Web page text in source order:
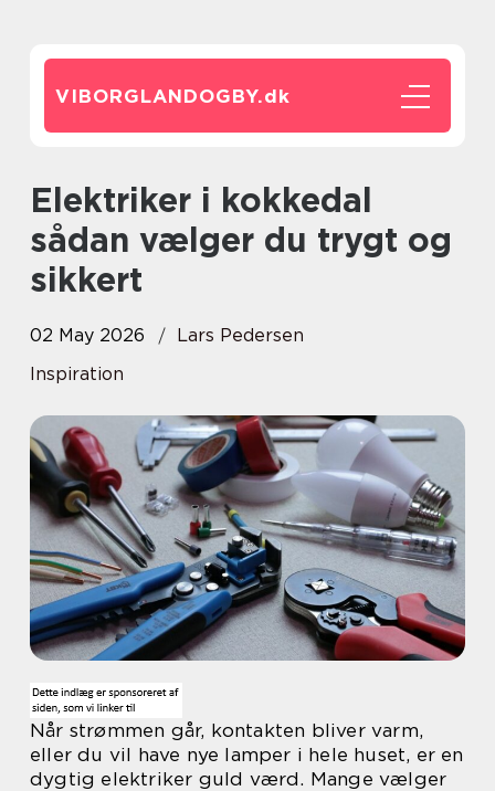
VIBORGLANDOGBY.dk
Elektriker i kokkedal
sådan vælger du trygt og
sikkert
02 May 2026
Lars Pedersen
Inspiration
Når strømmen går, kontakten bliver varm,
eller du vil have nye lamper i hele huset, er en
dygtig elektriker guld værd. Mange vælger